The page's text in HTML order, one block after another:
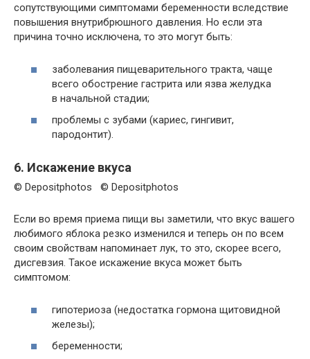
сопутствующими симптомами беременности вследствие
повышения внутрибрюшного давления. Но если эта
причина точно исключена, то это могут быть:
заболевания пищеварительного тракта, чаще
всего обострение гастрита или язва желудка
в начальной стадии;
проблемы с зубами (кариес, гингивит,
пародонтит).
6. Искажение вкуса
© Depositphotos © Depositphotos
Если во время приема пищи вы заметили, что вкус вашего
любимого яблока резко изменился и теперь он по всем
своим свойствам напоминает лук, то это, скорее всего,
дисгевзия. Такое искажение вкуса может быть
симптомом:
гипотериоза (недостатка гормона щитовидной
железы);
беременности;